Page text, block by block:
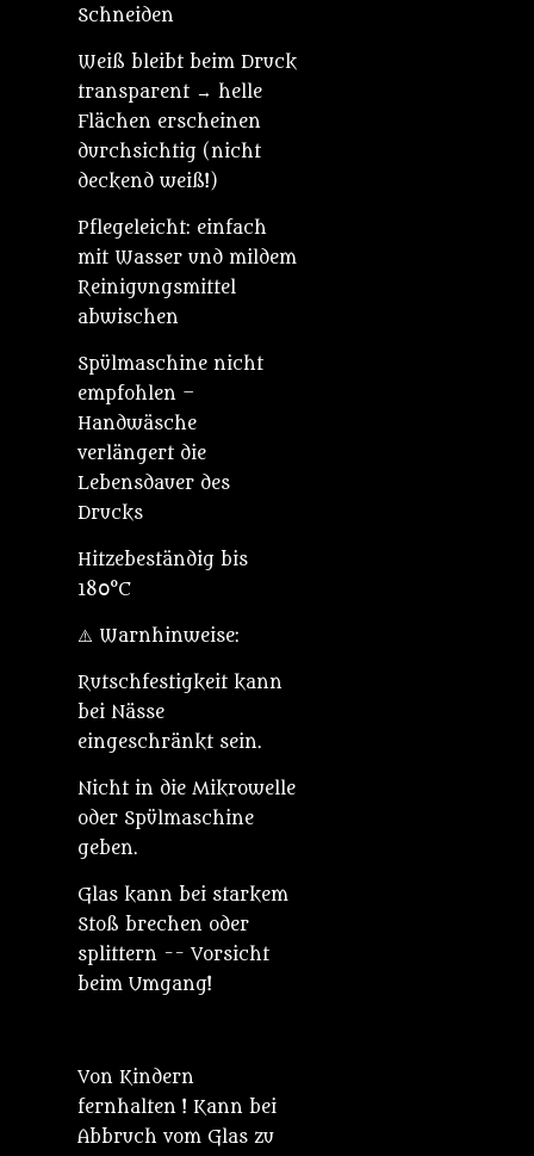
Schneiden
Weiß bleibt beim Druck
transparent → helle
Flächen erscheinen
durchsichtig (nicht
deckend weiß!)
Pflegeleicht: einfach
mit Wasser und mildem
Reinigungsmittel
abwischen
Spülmaschine nicht
empfohlen –
Handwäsche
verlängert die
Lebensdauer des
Drucks
Hitzebeständig bis
180°C
⚠️ Warnhinweise:
Rutschfestigkeit kann
bei Nässe
eingeschränkt sein.
Nicht in die Mikrowelle
oder Spülmaschine
geben.
Glas kann bei starkem
Stoß brechen oder
splittern -- Vorsicht
beim Umgang!
Von Kindern
fernhalten ! Kann bei
Abbruch vom Glas zu